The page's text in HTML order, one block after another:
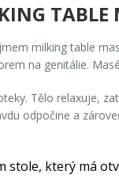
TABLE
milking table
na genitálie.
Tělo relaxuje,
odpočine a
stole, který má